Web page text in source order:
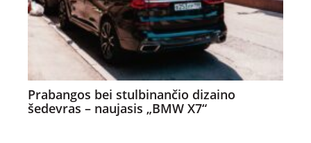
Prabangos bei stulbinančio dizaino
šedevras – naujasis „BMW X7“